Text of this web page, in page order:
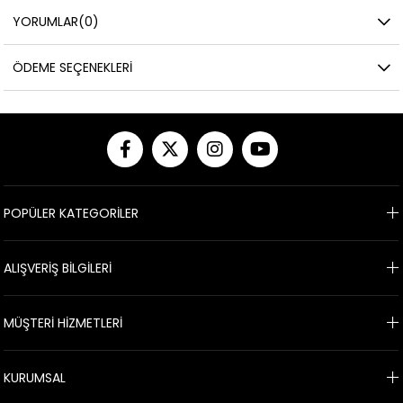
YORUMLAR(0)
ÖDEME SEÇENEKLERI
POPÜLER KATEGORİLER
ALIŞVERİŞ BİLGİLERİ
MÜŞTERİ HİZMETLERİ
KURUMSAL